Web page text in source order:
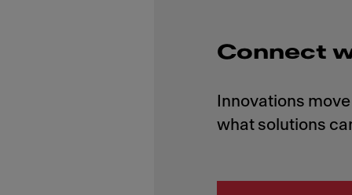
Connect
Innovations